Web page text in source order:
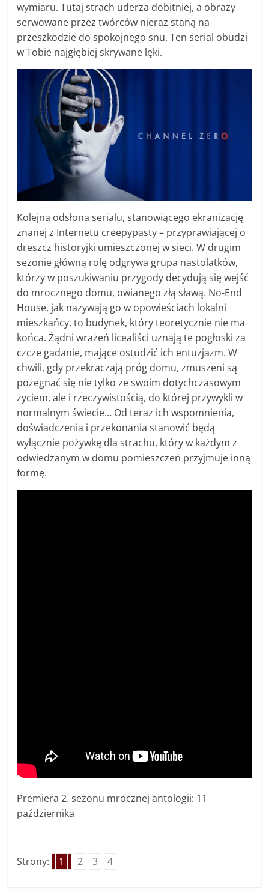
wymiaru. Tutaj strach uderza dobitniej, a obrazy
serwowane przez twórców nieraz staną na
przeszkodzie do spokojnego snu. Ten serial obudzi
w Tobie najgłębiej skrywane lęki.
Kolejna odsłona serialu, stanowiącego ekranizację
znanej z Internetu creepypasty – przyprawiającej o
dreszcz historyjki umieszczonej w sieci. W drugim
sezonie główną rolę odgrywa grupa nastolatków,
którzy w poszukiwaniu przygody decydują się wejść
do mrocznego domu, owianego złą sławą. No-End
House, jak nazywają go w opowieściach lokalni
mieszkańcy, to budynek, który teoretycznie nie ma
końca. Żądni wrażeń licealiści uznają te pogłoski za
czcze gadanie, mające ostudzić ich entuzjazm. W
chwili, gdy przekraczają próg domu, zmuszeni są
pożegnać się nie tylko ze swoim dotychczasowym
życiem, ale i rzeczywistością, do której przywykli w
normalnym świecie… Od teraz ich wspomnienia,
doświadczenia i przekonania stanowić będą
wyłącznie pożywkę dla strachu, który w każdym z
odwiedzanym w domu pomieszczeń przyjmuje inną
formę.
Premiera 2. sezonu mrocznej antologii: 11
października
Strony: 1 2 3 4